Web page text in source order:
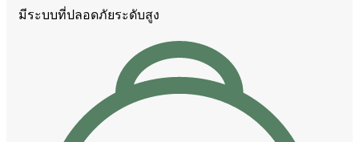
มีระบบที่ปลอดภัยระดับสูง